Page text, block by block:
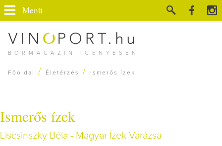
BORMAGAZIN IGÉNYESEN
Menü
Főoldal / Életérzés / Ismerős ízek
Ismerős ízek
Liscsinszky Béla - Magyar Ízek Varázsa